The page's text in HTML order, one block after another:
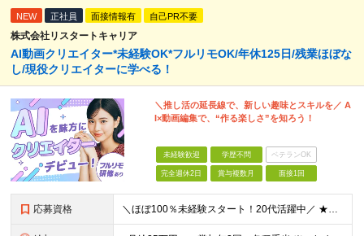
NEW 正社員 面接情報有 自己PR不要
株式会社リスタートキャリア
AI動画クリエイター*未経験OK*フルリモOK/年休125日/残業ほぼな
し/現役クリエイターに学べる！
＼推し活の延長線で、新しい趣味とスキルを／ A
I×動画編集で、“作る楽しさ”を知ろう！
未経験歓迎 学歴不問 ベテランOK
完全週休2日 賞与複数月 面接1回
応募資格 ＼ほぼ100％未経験スタート！20代活躍中／ ★未経験OK ★学歴不問／第二新卒歓迎 ★35歳以下の方（若年層の長期キャリア形成を図るため） ＜こんな方は大歓迎！＞ ・YouTubeやTikTokな